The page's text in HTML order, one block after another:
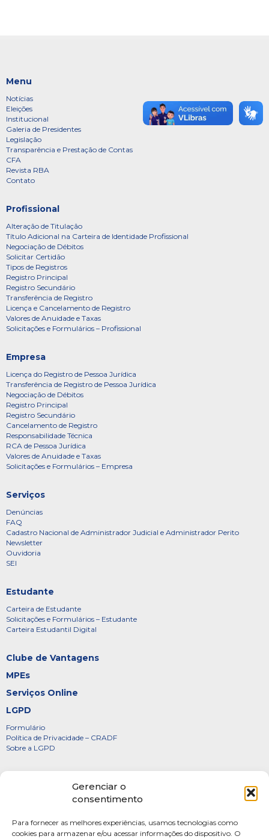
Gerenciar o
consentimento
Para fornecer as melhores experiências, usamos tecnologias como
cookies para armazenar e/ou acessar informações do dispositivo. O
Menu
Notícias
Eleições
Institucional
Galeria de Presidentes
Legislação
Transparência e Prestação de Contas
CFA
Revista RBA
Contato
Profissional
Alteração de Titulação
Título Adicional na Carteira de Identidade Profissional
Negociação de Débitos
Solicitar Certidão
Tipos de Registros
Registro Principal
Registro Secundário
Transferência de Registro
Licença e Cancelamento de Registro
Valores de Anuidade e Taxas
Solicitações e Formulários – Profissional
Empresa
Licença do Registro de Pessoa Jurídica
Transferência de Registro de Pessoa Jurídica
Negociação de Débitos
Registro Principal
Registro Secundário
Cancelamento de Registro
Responsabilidade Técnica
RCA de Pessoa Jurídica
Valores de Anuidade e Taxas
Solicitações e Formulários – Empresa
Serviços
Denúncias
FAQ
Cadastro Nacional de Administrador Judicial e Administrador Perito
Newsletter
Ouvidoria
SEI
Estudante
Carteira de Estudante
Solicitações e Formulários – Estudante
Carteira Estudantil Digital
Clube de Vantagens
MPEs
Serviços Online
LGPD
Formulário
Política de Privacidade – CRADF
Sobre a LGPD
Diretoria